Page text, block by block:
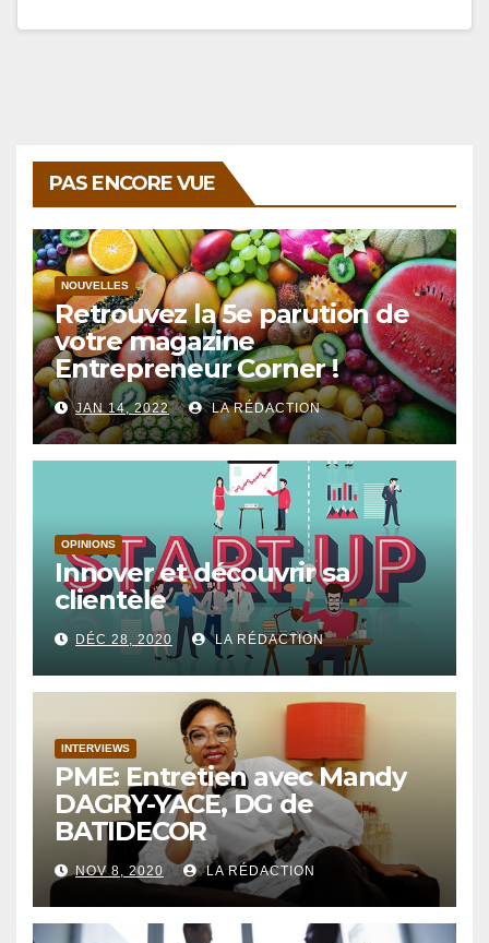
PAS ENCORE VUE
NOUVELLES
Retrouvez la 5e parution de
votre magazine
Entrepreneur Corner !
JAN 14, 2022 LA RÉDACTION
OPINIONS
Innover et découvrir sa
clientèle
DÉC 28, 2020 LA RÉDACTION
INTERVIEWS
PME: Entretien avec Mandy
DAGRY-YACE, DG de
BATIDECOR
NOV 8, 2020 LA RÉDACTION